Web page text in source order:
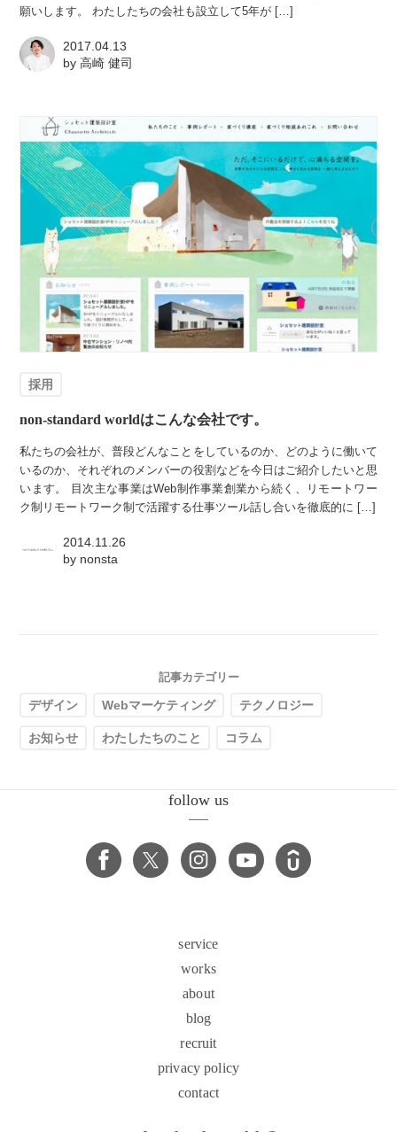
願いします。 わたしたちの会社も設立して5年が […]
2017.04.13
by高崎 健司
採用
non-standard worldはこんな会社です。
私たちの会社が、普段どんなことをしているのか、どのように働いて
いるのか、それぞれのメンバーの役割などを今日はご紹介したいと思
います。 目次主な事業はWeb制作事業創業から続く、リモートワー
ク制リモートワーク制で活躍する仕事ツール話し合いを徹底的に […]
2014.11.26
by nonsta
記事カテゴリー
デザイン Webマーケティング テクノロジー
お知らせ わたしたちのこと コラム
follow us
service
works
about
blog
recruit
privacy policy
contact